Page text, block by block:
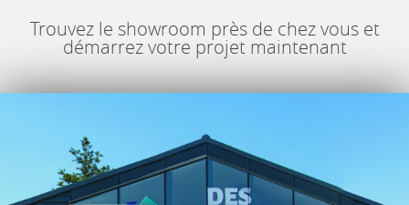
Trouvez le showroom près de chez vous et
démarrez votre projet maintenant